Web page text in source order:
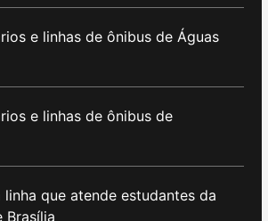
e linhas de ônibus de Águas
e linhas de ônibus de
linha que atende estudantes da
Brasília